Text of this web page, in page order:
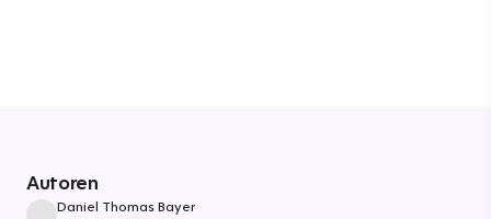
Autoren
Daniel Thomas Bayer